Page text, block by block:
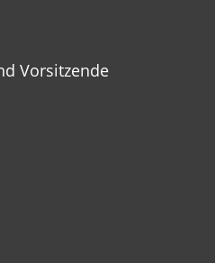
Vorsitzende